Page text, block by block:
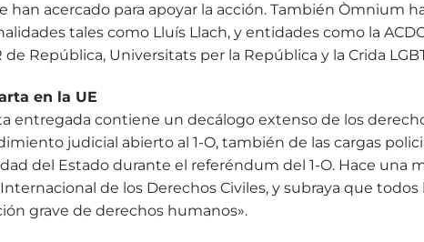
han acercado para apoyar la acción. También Òmnium
tales como Lluís Llach, y entidades como la
de República, Universitats per la República y la Crida
en la UE
entregada contiene un decálogo extenso de los
judicial abierto al 1-O, también de las cargas
del Estado durante el referéndum del 1-O. Hace una
de los Derechos Civiles, y subraya que
grave de derechos humanos».